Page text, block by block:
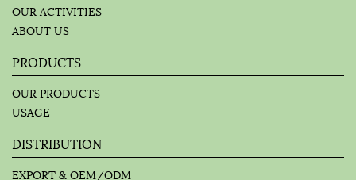
OUR ACTIVITIES
ABOUT US
PRODUCTS
OUR PRODUCTS
USAGE
DISTRIBUTION
EXPORT & OEM/ODM